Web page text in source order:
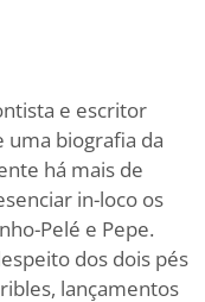
e escritor
uma biografia da
há mais de
in-loco os
Pelé e Pepe.
dos dois pés
lançamentos